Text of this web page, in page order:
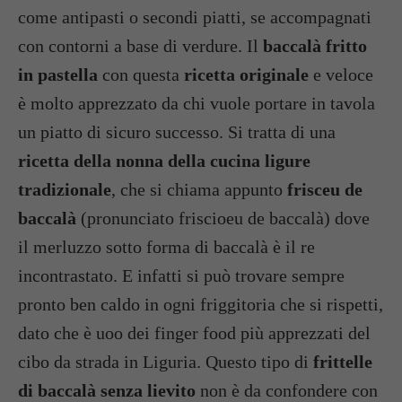
come antipasti o secondi piatti, se accompagnati
con contorni a base di verdure. Il baccalà fritto
in pastella con questa ricetta originale e veloce
è molto apprezzato da chi vuole portare in tavola
un piatto di sicuro successo. Si tratta di una
ricetta della nonna della cucina ligure
tradizionale, che si chiama appunto frisceu de
baccalà (pronunciato friscioeu de baccalà) dove
il merluzzo sotto forma di baccalà è il re
incontrastato. E infatti si può trovare sempre
pronto ben caldo in ogni friggitoria che si rispetti,
dato che è uoo dei finger food più apprezzati del
cibo da strada in Liguria. Questo tipo di frittelle
di baccalà senza lievito non è da confondere con